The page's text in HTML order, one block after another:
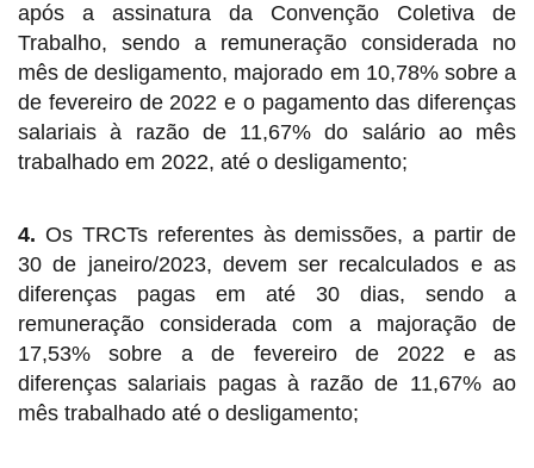
após a assinatura da Convenção Coletiva de
Trabalho, sendo a remuneração considerada no
mês de desligamento, majorado em 10,78% sobre a
de fevereiro de 2022 e o pagamento das diferenças
salariais à razão de 11,67% do salário ao mês
trabalhado em 2022, até o desligamento;
4. Os TRCTs referentes às demissões, a partir de
30 de janeiro/2023, devem ser recalculados e as
diferenças pagas em até 30 dias, sendo a
remuneração considerada com a majoração de
17,53% sobre a de fevereiro de 2022 e as
diferenças salariais pagas à razão de 11,67% ao
mês trabalhado até o desligamento;